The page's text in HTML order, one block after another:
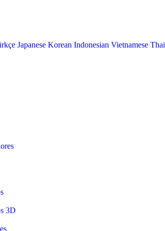
Japanese Korean Indonesian Vietnamese Thai
3D